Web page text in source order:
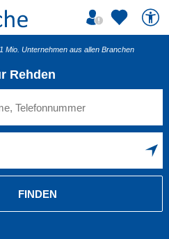
Mio. Unternehmen aus allen Branchen
Rehden
FINDEN